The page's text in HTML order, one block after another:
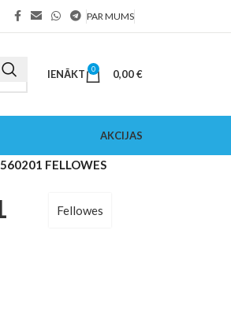
PAR MUMS
IENĀKT 0 0,00€
AKCIJAS
FELLOWES
Fellowes